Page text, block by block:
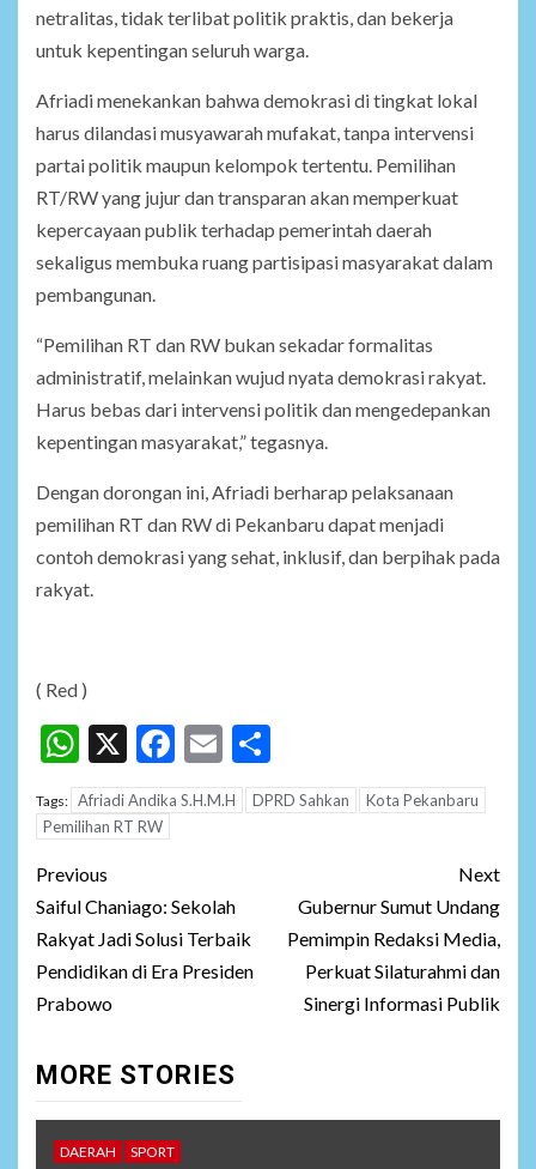
netralitas, tidak terlibat politik praktis, dan bekerja
untuk kepentingan seluruh warga.
Afriadi menekankan bahwa demokrasi di tingkat lokal
harus dilandasi musyawarah mufakat, tanpa intervensi
partai politik maupun kelompok tertentu. Pemilihan
RT/RW yang jujur dan transparan akan memperkuat
kepercayaan publik terhadap pemerintah daerah
sekaligus membuka ruang partisipasi masyarakat dalam
pembangunan.
“Pemilihan RT dan RW bukan sekadar formalitas
administratif, melainkan wujud nyata demokrasi rakyat.
Harus bebas dari intervensi politik dan mengedepankan
kepentingan masyarakat,” tegasnya.
Dengan dorongan ini, Afriadi berharap pelaksanaan
pemilihan RT dan RW di Pekanbaru dapat menjadi
contoh demokrasi yang sehat, inklusif, dan berpihak pada
rakyat.
( Red )
WhatsApp
X Facebook
Email
Tags: Afriadi Andika S.H.M.H DPRD Sahkan
Kota Pekanbaru
Pemilihan RT RW
Post
navigation
Previous
Saiful Chaniago: Sekolah
Rakyat Jadi Solusi Terbaik
Pendidikan di Era Presiden
Prabowo
Next
Gubernur Sumut Undang
Pemimpin Redaksi Media,
Perkuat Silaturahmi dan
Sinergi Informasi Publik
MORE STORIES
DAERAH SPORT